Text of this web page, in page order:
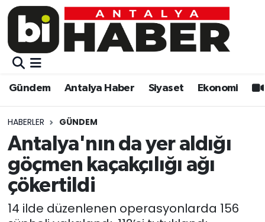
Gündem Antalya Haber Siyaset Ekonomi
HABERLER GÜNDEM
Antalya'nın da yer aldığı
göçmen kaçakçılığı ağı
çökertildi
14 ilde düzenlenen operasyonlarda 156
Gündem
Siyaset
Ekonomi
Video
Eğitim
Gündem
Siyaset
Eğitim
Ekonomi
Kültür-sanat
Muratpaşa Nöbetçi Eczaneler
Muratpaşa Trafik Yoğunluk Haritası
Süper Lig Puan Durumu ve Fikstür
Tüm Manşetler
Son Dakika Haberleri